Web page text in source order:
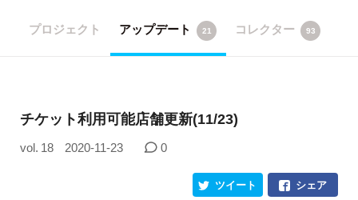
プロジェクト アップデート 21 コレクター 93
チケット利用可能店舗更新(11/23)
vol. 18 2020-11-23 0
シェア
ツイート